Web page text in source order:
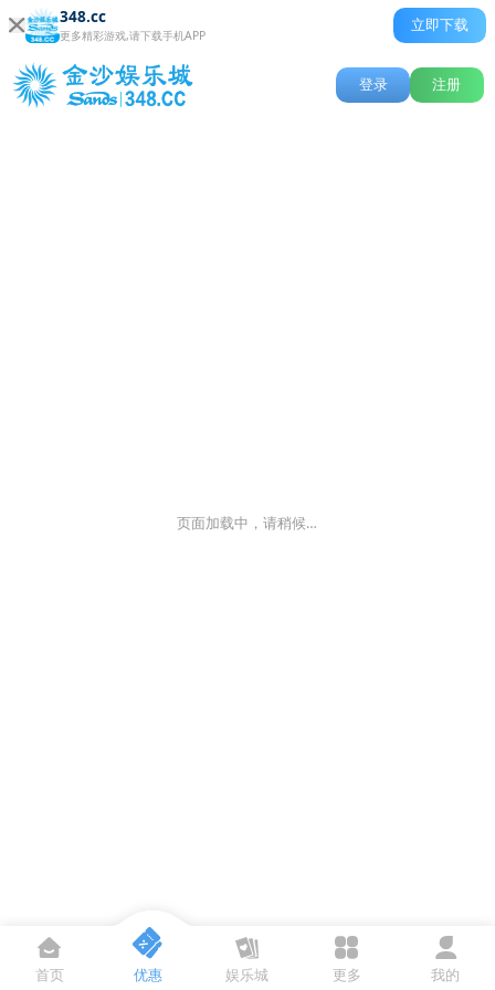
348.cc
更多精彩游戏,请下载手机APP
立即下载
登录 注册
首页 优惠 娱乐城 更多 我的